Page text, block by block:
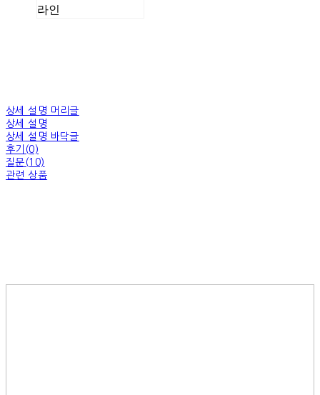
라인
상세 설명 머리글
상세 설명
상세 설명 바닥글
후기(0)
질문(10)
관련 상품